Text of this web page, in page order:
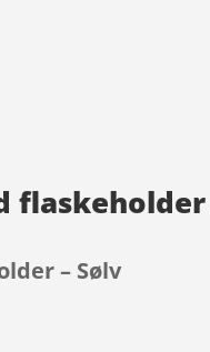
flaskeholder
– Sølv